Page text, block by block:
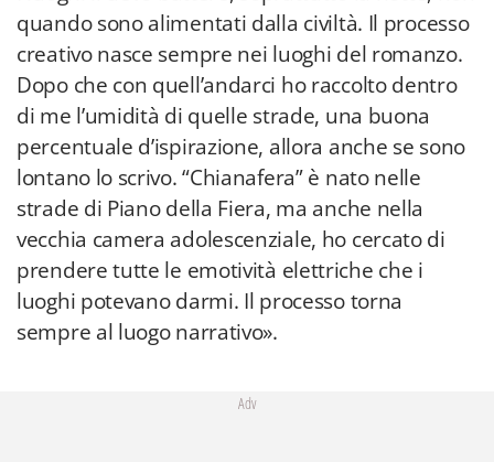
quando sono alimentati dalla civiltà. Il processo
creativo nasce sempre nei luoghi del romanzo.
Dopo che con quell’andarci ho raccolto dentro
di me l’umidità di quelle strade, una buona
percentuale d’ispirazione, allora anche se sono
lontano lo scrivo. “Chianafera” è nato nelle
strade di Piano della Fiera, ma anche nella
vecchia camera adolescenziale, ho cercato di
prendere tutte le emotività elettriche che i
luoghi potevano darmi. Il processo torna
sempre al luogo narrativo».
Adv